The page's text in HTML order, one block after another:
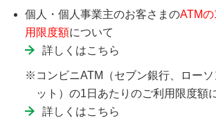
個人・個人事業主のお客さまのATM
用限度額について
詳しくはこちら
※コンビニATM（セブン銀行、ロー
ット）の1日あたりのご利用限度額
詳しくはこちら